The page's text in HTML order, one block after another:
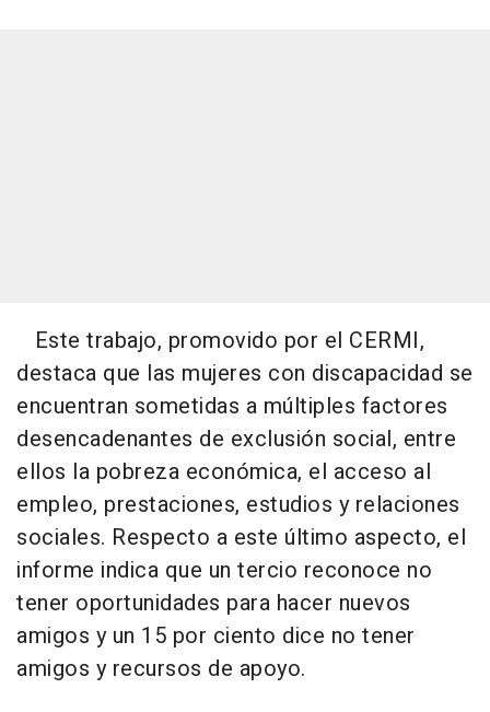
Este trabajo, promovido por el CERMI,
destaca que las mujeres con discapacidad se
encuentran sometidas a múltiples factores
desencadenantes de exclusión social, entre
ellos la pobreza económica, el acceso al
empleo, prestaciones, estudios y relaciones
sociales. Respecto a este último aspecto, el
informe indica que un tercio reconoce no
tener oportunidades para hacer nuevos
amigos y un 15 por ciento dice no tener
amigos y recursos de apoyo.